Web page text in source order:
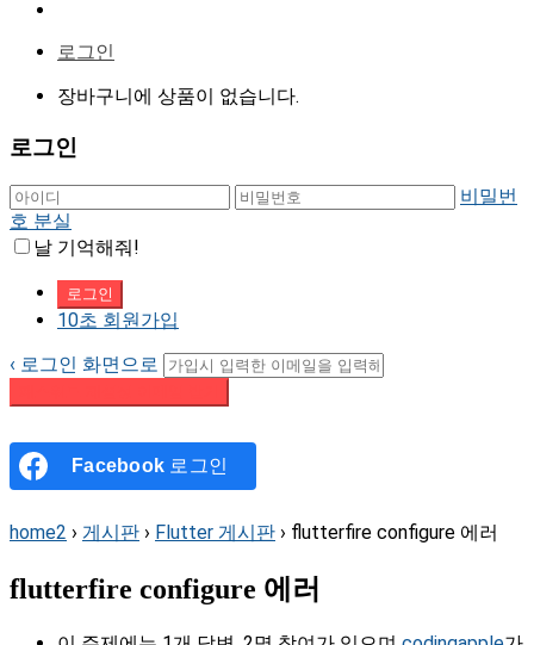
로그인
장바구니에 상품이 없습니다.
로그인
비밀번
호 분실
날 기억해줘!
10초 회원가입
‹ 로그인 화면으로
Facebook 로그인
home2 › 게시판 › Flutter 게시판 › flutterfire configure 에러
flutterfire configure 에러